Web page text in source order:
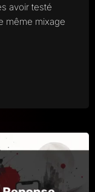
avoir testé
même mixage